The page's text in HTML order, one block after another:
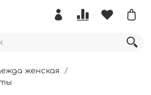
женская